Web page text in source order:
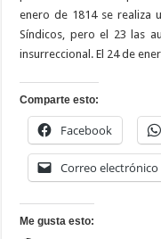
enero de 1814 se realiza
Síndicos, pero el 23 las
insurreccional. El 24 de
Comparte esto:
Facebook
Correo electrónico
Me gusta esto: